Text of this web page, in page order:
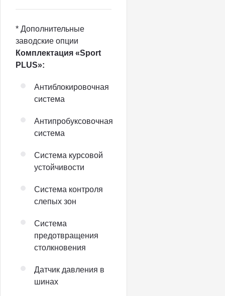
* Дополнительные
заводские опции
Комплектация «Sport
PLUS»:
Антиблокировочная
система
Антипробуксовочная
система
Система курсовой
устойчивости
Система контроля
слепых зон
Система
предотвращения
столкновения
Датчик давления в
шинах